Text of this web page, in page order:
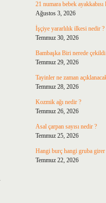
21 numara bebek ayakkabısı
Ağustos 3, 2026
İşçiye yararlılık ilkesi nedir ?
Temmuz 30, 2026
Bambaşka Biri nerede çekildi
Temmuz 29, 2026
Tayinler ne zaman
Temmuz 28, 2026
Kozmik ağı nedir ?
Temmuz 26, 2026
Asal çarpan sayısı nedir ?
Temmuz 25, 2026
Hangi burç hangi gruba girer
Temmuz 22, 2026